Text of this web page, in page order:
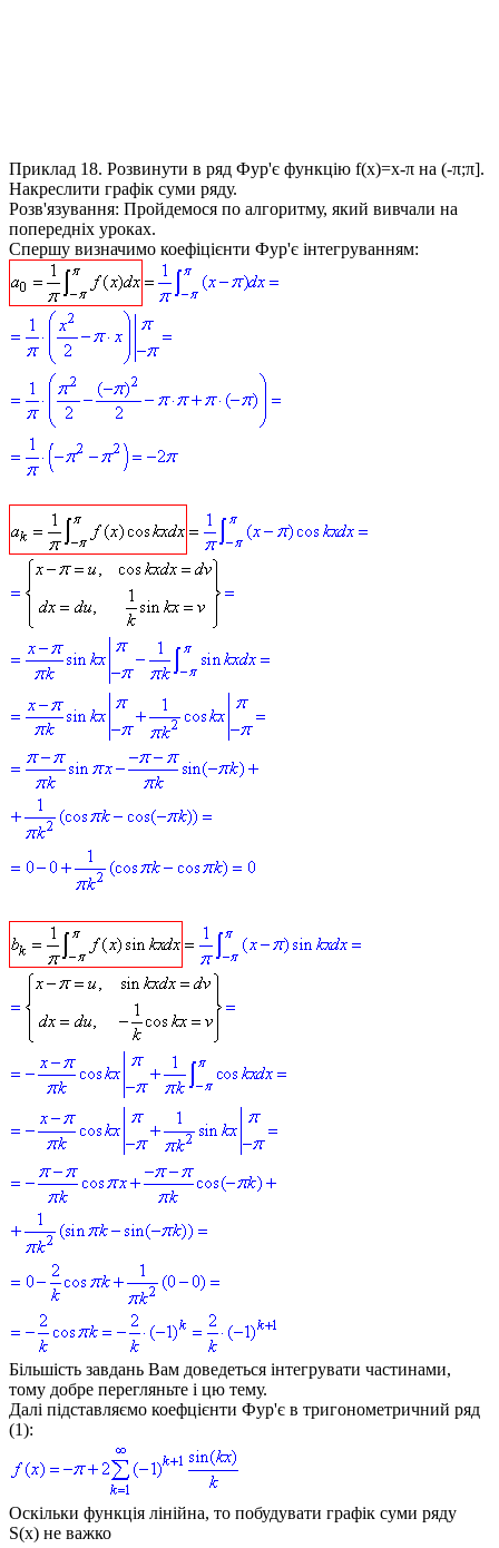
Приклад 18. Розвинути в ряд Фур'є функцію f(x)=x-π на (-π;π].
Накреслити графік суми ряду.
Розв'язування: Пройдемося по алгоритму, який вивчали на
попередніх уроках.
Спершу визначимо коефіцієнти Фур'є інтегруванням:
Більшість завдань Вам доведеться інтегрувати частинами,
тому добре перегляньте і цю тему.
Далі підставляємо коефцієнти Фур'є в тригонометричний ряд
(1):
Оскільки функція лінійна, то побудувати графік суми ряду
S(x) не важко